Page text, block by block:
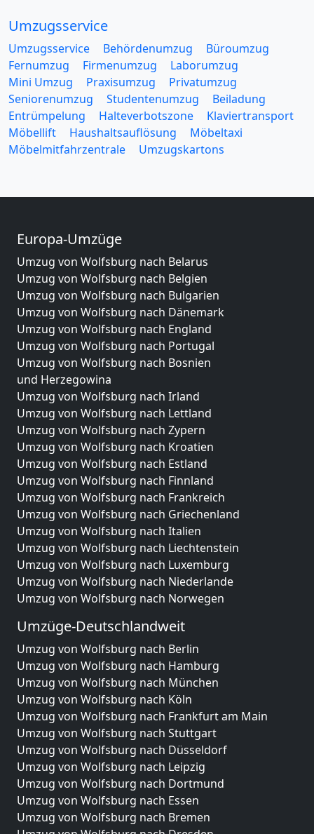
Umzugsservice
Umzugsservice Behördenumzug
Büroumzug
Fernumzug
Firmenumzug
Laborumzug
Mini Umzug
Praxisumzug
Privatumzug
Seniorenumzug
Studentenumzug
Beiladung
Entrümpelung
Halteverbotszone
Klaviertransport
Möbellift
Haushaltsauflösung
Möbeltaxi
Möbelmitfahrzentrale
Umzugskartons
Europa-Umzüge
Umzug von Wolfsburg nach Belarus
Umzug von Wolfsburg nach Belgien
Umzug von Wolfsburg nach Bulgarien
Umzug von Wolfsburg nach Dänemark
Umzug von Wolfsburg nach England
Umzug von Wolfsburg nach Portugal
Umzug von Wolfsburg nach Bosnien
und Herzegowina
Umzug von Wolfsburg nach Irland
Umzug von Wolfsburg nach Lettland
Umzug von Wolfsburg nach Zypern
Umzug von Wolfsburg nach Kroatien
Umzug von Wolfsburg nach Estland
Umzug von Wolfsburg nach Finnland
Umzug von Wolfsburg nach Frankreich
Umzug von Wolfsburg nach Griechenland
Umzug von Wolfsburg nach Italien
Umzug von Wolfsburg nach Liechtenstein
Umzug von Wolfsburg nach Luxemburg
Umzug von Wolfsburg nach Niederlande
Umzug von Wolfsburg nach Norwegen
Umzüge-Deutschlandweit
Umzug von Wolfsburg nach Berlin
Umzug von Wolfsburg nach Hamburg
Umzug von Wolfsburg nach München
Umzug von Wolfsburg nach Köln
Umzug von Wolfsburg nach Frankfurt am Main
Umzug von Wolfsburg nach Stuttgart
Umzug von Wolfsburg nach Düsseldorf
Umzug von Wolfsburg nach Leipzig
Umzug von Wolfsburg nach Dortmund
Umzug von Wolfsburg nach Essen
Umzug von Wolfsburg nach Bremen